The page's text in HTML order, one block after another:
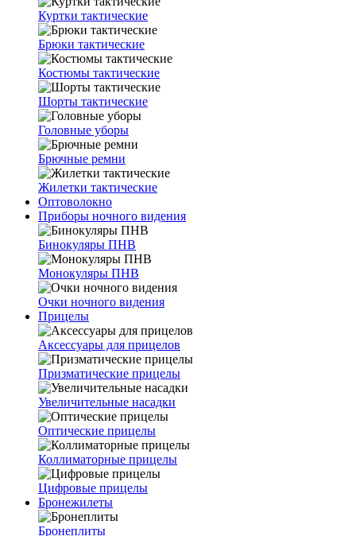
Куртки тактические
Брюки тактические
Костюмы тактические
Шорты тактические
Головные уборы
Брючные ремни
Жилетки тактические
Оптоволокно
Приборы ночного видения
Бинокуляры ПНВ
Монокуляры ПНВ
Очки ночного видения
Прицелы
Аксессуары для прицелов
Призматические прицелы
Увеличительные насадки
Оптические прицелы
Коллиматорные прицелы
Цифровые прицелы
Бронежилеты
Бронеплиты